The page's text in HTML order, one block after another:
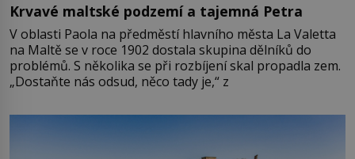
Krvavé maltské podzemí a tajemná Petra
V oblasti Paola na předměstí hlavního města La Valetta
na Maltě se v roce 1902 dostala skupina dělníků do
problémů. S několika se při rozbíjení skal propadla zem.
„Dostaňte nás odsud, něco tady je,“ z